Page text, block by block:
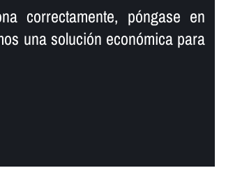
correctamente, póngase en
una solución económica para